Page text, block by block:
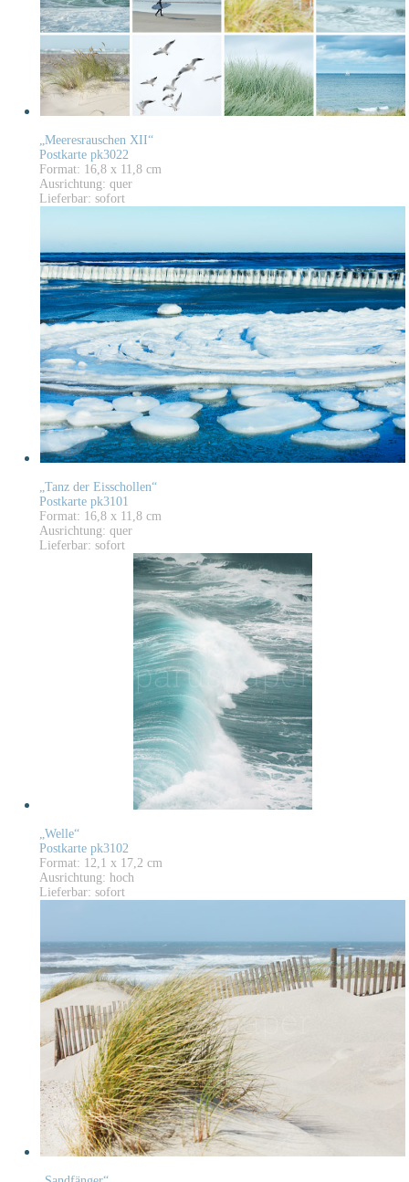
„Meeresrauschen XII“
Postkarte pk3022
Format: 16,8 x 11,8 cm
Ausrichtung: quer
Lieferbar: sofort
„Tanz der Eisschollen“
Postkarte pk3101
Format: 16,8 x 11,8 cm
Ausrichtung: quer
Lieferbar: sofort
„Welle“
Postkarte pk3102
Format: 12,1 x 17,2 cm
Ausrichtung: hoch
Lieferbar: sofort